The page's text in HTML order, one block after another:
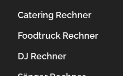
Catering Rechner
Foodtruck Rechner
DJ Rechner